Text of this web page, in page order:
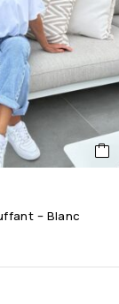
– Blanc